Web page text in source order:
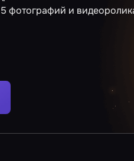
фотографий и